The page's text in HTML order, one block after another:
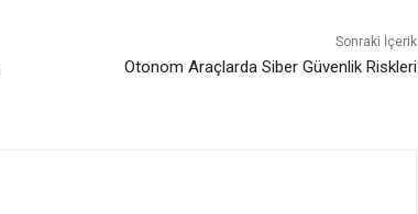
Sonraki İçerik
Otonom Araçlarda Siber Güvenlik Riskleri